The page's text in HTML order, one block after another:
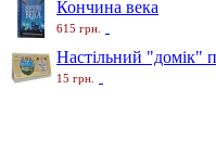
Кончина века
615 грн.
Настільний "домік"
15 грн.